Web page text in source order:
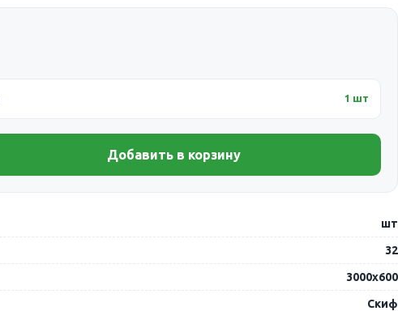
1 шт
Добавить в корзину
шт
32
3000х600
Скиф